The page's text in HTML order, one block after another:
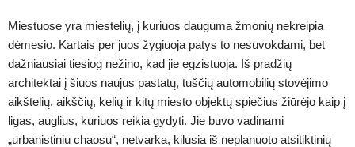
Miestuose yra miestelių, į kuriuos dauguma žmonių nekreipia
dėmesio. Kartais per juos žygiuoja patys to nesuvokdami, bet
dažniausiai tiesiog nežino, kad jie egzistuoja. Iš pradžių
architektai į šiuos naujus pastatų, tuščių automobilių stovėjimo
aikštelių, aikščių, kelių ir kitų miesto objektų spiečius žiūrėjo kaip į
ligas, auglius, kuriuos reikia gydyti. Jie buvo vadinami
„urbanistiniu chaosu“, netvarka, kilusia iš neplanuoto atsitiktinių